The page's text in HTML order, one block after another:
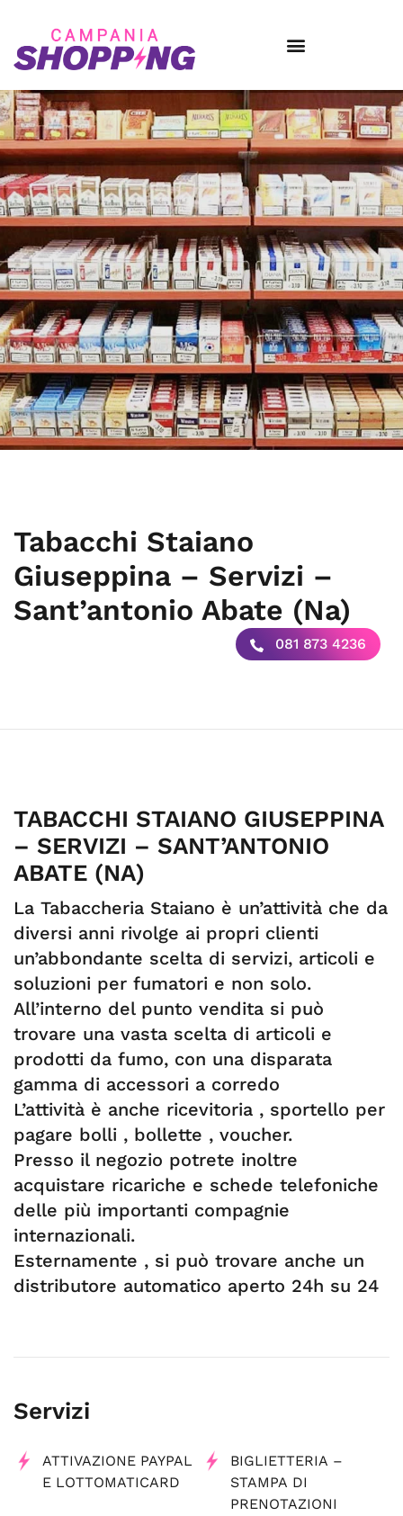
Tabacchi Staiano
Giuseppina – Servizi –
Sant’antonio Abate (Na)
081 873 4236
TABACCHI STAIANO GIUSEPPINA
– SERVIZI – SANT’ANTONIO
ABATE (NA)
La Tabaccheria Staiano è un’attività che da
diversi anni rivolge ai propri clienti
un’abbondante scelta di servizi, articoli e
soluzioni per fumatori e non solo.
All’interno del punto vendita si può
trovare una vasta scelta di articoli e
prodotti da fumo, con una disparata
gamma di accessori a corredo
L’attività è anche ricevitoria , sportello per
pagare bolli , bollette , voucher.
Presso il negozio potrete inoltre
acquistare ricariche e schede telefoniche
delle più importanti compagnie
internazionali.
Esternamente , si può trovare anche un
distributore automatico aperto 24h su 24
Servizi
ATTIVAZIONE PAYPAL
E LOTTOMATICARD
BIGLIETTERIA –
STAMPA DI
PRENOTAZIONI